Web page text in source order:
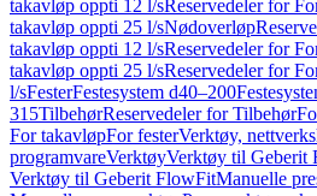
takavløp oppti 12 l/sReservedeler for
takavløp oppti 25 l/sNødoverløp
takavløp oppti 12 l/sReservedeler for
takavløp oppti 25 l/sReservedeler for
l/sFesterFestesystem d40–200
315TilbehørReservedeler for Tilbehør
For takavløpFor festerVerktøy,
programvareVerktøyVerktøy til Geberit
Verktøy til Geberit FlowFitManuelle